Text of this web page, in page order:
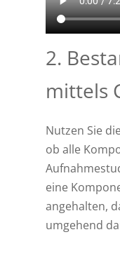
2.
mittels
Nutzen Sie
ob alle
eine
angehalten,
umgehend